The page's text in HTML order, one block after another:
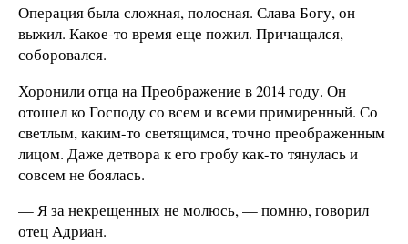
Операция была сложная, полосная. Слава Богу, он
выжил. Какое-то время еще пожил. Причащался,
соборовался.
Хоронили отца на Преображение в 2014 году. Он
отошел ко Господу со всем и всеми примиренный. Со
светлым, каким-то светящимся, точно преображенным
лицом. Даже детвора к его гробу как-то тянулась и
совсем не боялась.
— Я за некрещенных не молюсь, — помню, говорил
отец Адриан.